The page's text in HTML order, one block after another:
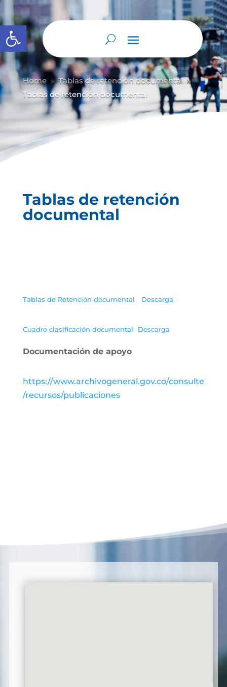
Abrir barra de herramientas
Home 9 Tablas de retención documental 9
Tablas de retención documental
Tablas de retención
documental
Tablas de Retención documental Descarga
Cuadro clasificación documental Descarga
Documentación de apoyo
https://www.archivogeneral.gov.co/consulte
/recursos/publicaciones